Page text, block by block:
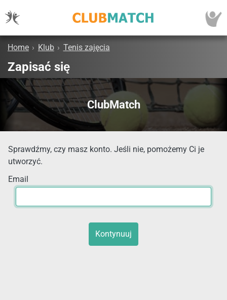
Home › Klub › Tenis zajęcia
Zapisać się
ClubMatch
Sprawdźmy, czy masz konto. Jeśli nie, pomożemy Ci je
utworzyć.
Email
Kontynuuj